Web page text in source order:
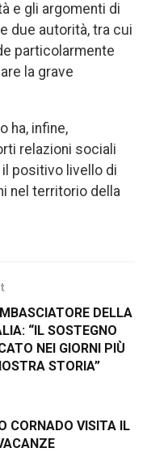
e gli argomenti di
due autorità, tra cui
particolarmente
la grave
ha, infine,
relazioni sociali
positivo livello di
nel territorio della
DELLA
“IL SOSTEGNO
NEI GIORNI PIÙ
STORIA”
CORNADO VISITA IL